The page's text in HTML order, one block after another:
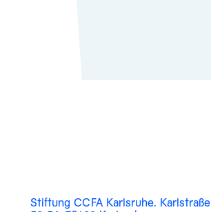
Stiftung CCFA Karlsruhe. Karlstraße